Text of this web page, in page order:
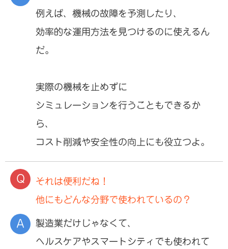
例えば、機械の故障を予測したり、
効率的な運用方法を見つけるのに使えるん
だ。
実際の機械を止めずに
シミュレーションを行うこともできるか
ら、
コスト削減や安全性の向上にも役立つよ。
それは便利だね！
他にもどんな分野で使われているの？
製造業だけじゃなくて、
ヘルスケアやスマートシティでも使われて